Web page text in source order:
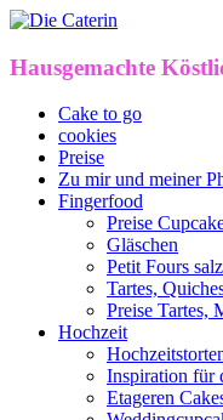
Hausgemachte
Cake to go
cookies
Preise
Zu mir und meiner
Fingerfood
Preise
Gläschen
Petit Fours
Tartes,
Preise Tartes,
Hochzeit
Inspiration für
Etageren